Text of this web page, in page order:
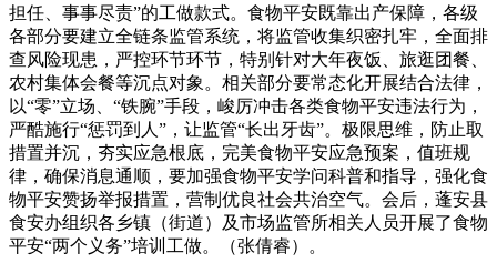
担任、事事尽责”的工做款式。食物平安既靠出产保障，各级
各部分要建立全链条监管系统，将监管收集织密扎牢，全面排
查风险现患，严控环节环节，特别针对大年夜饭、旅逛团餐、
农村集体会餐等沉点对象。相关部分要常态化开展结合法律，
以“零”立场、“铁腕”手段，峻厉冲击各类食物平安违法行为，
严酷施行“惩罚到人”，让监管“长出牙齿”。极限思维，防止取
措置并沉，夯实应急根底，完美食物平安应急预案，值班规
律，确保消息通顺，要加强食物平安学问科普和指导，强化食
物平安赞扬举报措置，营制优良社会共治空气。会后，蓬安县
食安办组织各乡镇（街道）及市场监管所相关人员开展了食物
平安“两个义务”培训工做。（张倩睿）。